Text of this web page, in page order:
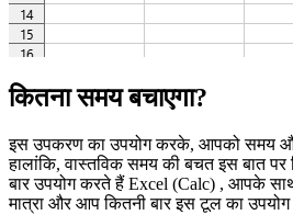
कितना समय बचाएगा?
इस उपकरण का उपयोग करके, आपको समय और
हालांकि, वास्तविक समय की बचत इस बात पर
बार उपयोग करते हैं Excel (Calc) , आपके
मात्रा और आप कितनी बार इस टूल का